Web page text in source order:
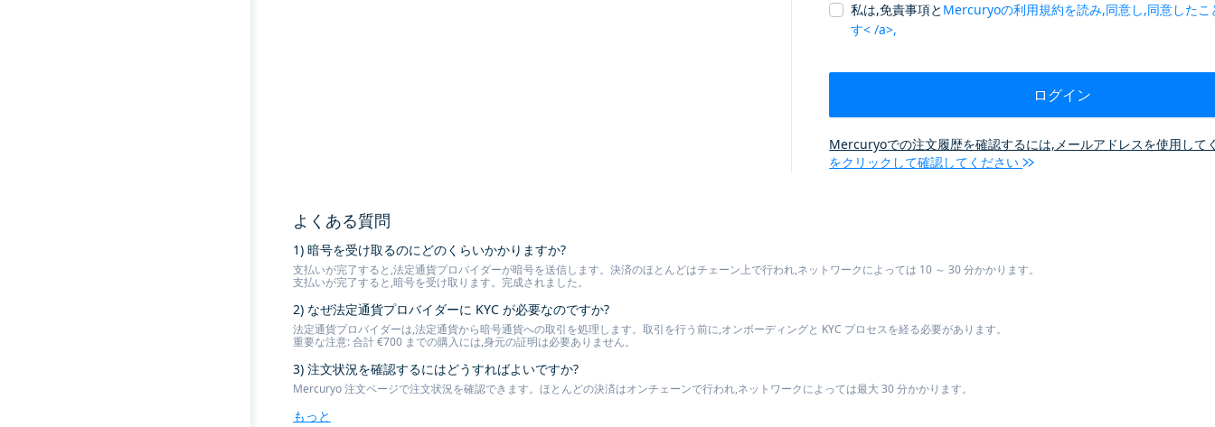
私は,免責事項と Mercuryoの利用規約を読み,同意し,同意したこ
す< /a>,
ログイン
Mercuryoでの注文履歴を確認するには,メールアドレスを使用して
をクリックして確認してください
よくある質問
1) 暗号を受け取るのにどのくらいかかりますか?
支払いが完了すると,法定通貨プロバイダーが暗号を送信します。決済のほとんどはチェーン上で行われ,ネットワークによっては 10 ～ 30 分かかります。
支払いが完了すると,暗号を受け取ります。完成されました。
2) なぜ法定通貨プロバイダーに KYC が必要なのですか?
法定通貨プロバイダーは,法定通貨から暗号通貨への取引を処理します。取引を行う前に,オンボーディングと KYC プロセスを経る必要があります。
重要な注意: 合計 €700 までの購入には,身元の証明は必要ありません。
3) 注文状況を確認するにはどうすればよいですか?
Mercuryo 注文ページで注文状況を確認できます。ほとんどの決済はオンチェーンで行われ,ネットワークによっては最大 30 分かかります。
もっと